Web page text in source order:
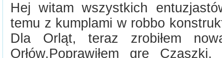
Hej witam wszystkich
temu z kumplami w robbo
Dla Orląt, teraz zrobiłem
Orłów.Poprawiłem grę